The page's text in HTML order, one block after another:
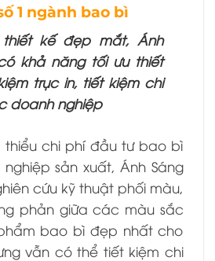
1 ngành bao bì
thiết kế đẹp mắt, Ánh
khả năng tối ưu thiết
trục in, tiết kiệm chi
doanh nghiệp
chi phí đầu tư bao bì
sản xuất, Ánh Sáng
cứu kỹ thuật phối màu,
phản giữa các màu sắc
bao bì đẹp nhất cho
vẫn có thể tiết kiệm chi